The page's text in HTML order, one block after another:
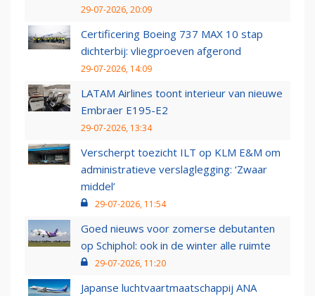
29-07-2026, 20:09
Certificering Boeing 737 MAX 10 stap
dichterbij: vliegproeven afgerond
29-07-2026, 14:09
LATAM Airlines toont interieur van nieuwe
Embraer E195-E2
29-07-2026, 13:34
Verscherpt toezicht ILT op KLM E&M om
administratieve verslaglegging: ‘Zwaar
middel’
29-07-2026, 11:54
Goed nieuws voor zomerse debutanten
op Schiphol: ook in de winter alle ruimte
29-07-2026, 11:20
Japanse luchtvaartmaatschappij ANA